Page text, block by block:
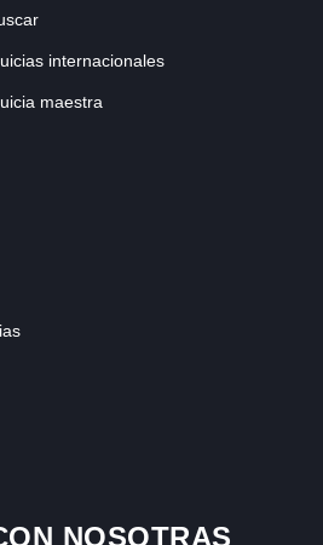
internacionales
maestra
NOSOTRAS